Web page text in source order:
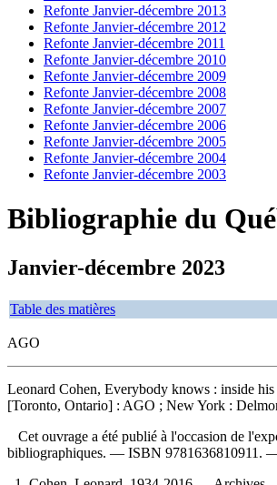
Refonte Janvier-décembre 2013
Refonte Janvier-décembre 2012
Refonte Janvier-décembre 2011
Refonte Janvier-décembre 2010
Refonte Janvier-décembre 2009
Refonte Janvier-décembre 2008
Refonte Janvier-décembre 2007
Refonte Janvier-décembre 2006
Refonte Janvier-décembre 2005
Refonte Janvier-décembre 2004
Refonte Janvier-décembre 2003
Bibliographie du
Janvier-décembre 2023
Table des matières
AGO
Leonard Cohen, Everybody knows : inside
[Toronto, Ontario] : AGO ; New York :
Cet ouvrage a été publié à l'occasion de
bibliographiques. — ISBN 9781636810911 .